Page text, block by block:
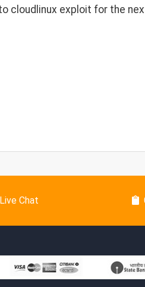
cloudlinux exploit for the
Live Chat